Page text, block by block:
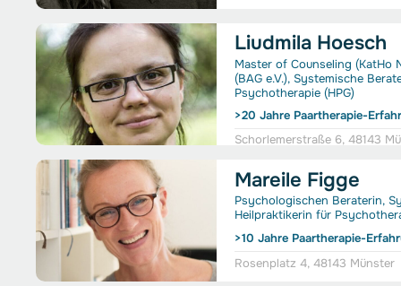
Liudmila Hoesch
Master of Counseling (KatHo
(BAG e.V.), Systemische
Psychotherapie (HPG)
>20 Jahre Paartherapie-
Schorlemerstraße 6, 48143
Mareile Figge
Psychologischen Beraterin,
Heilpraktikerin für
>10 Jahre Paartherapie-
Rosenplatz 4, 48143 Münster